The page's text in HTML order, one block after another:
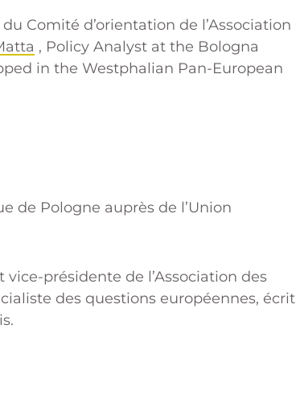
Comité d’orientation de l’Association
, Policy Analyst at the Bologna
in the Westphalian Pan-European
de Pologne auprès de l’Union
présidente de l’Association des
des questions européennes, écrit